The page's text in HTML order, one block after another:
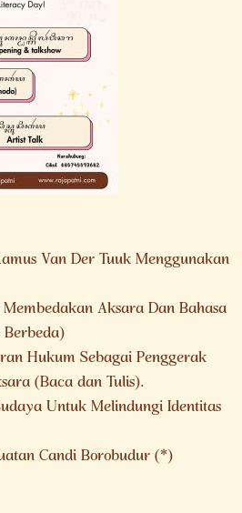
Van Der Tuuk Menggunakan
Aksara Dan Bahasa
Hukum Sebagai Penggerak
(Baca dan Tulis).
Untuk Melindungi Identitas
Candi Borobudur (*)